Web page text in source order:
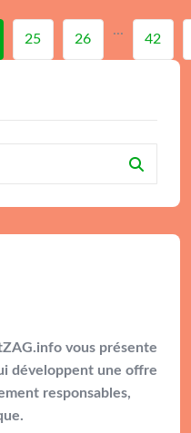
25 26
...
42
vous présente
développent une offre
responsables,